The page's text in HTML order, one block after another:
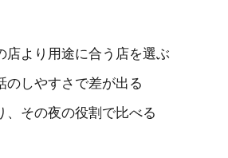
店より用途に合う店を選ぶ
のしやすさで差が出る
、その夜の役割で比べる